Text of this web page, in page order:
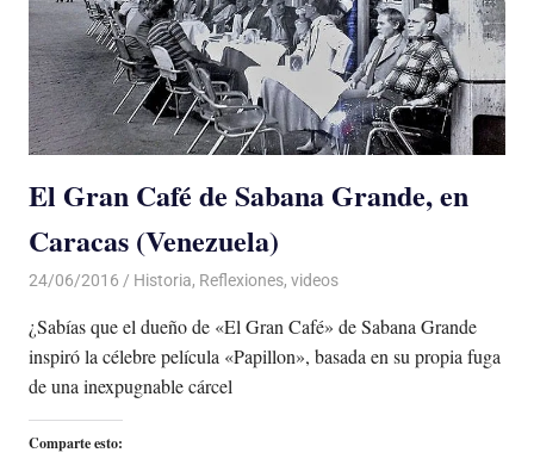
El Gran Café de Sabana Grande, en
Caracas (Venezuela)
24/06/2016 Luis Castellanos
Historia, Reflexiones, videos
¿Sabías que el dueño de «El Gran Café» de Sabana Grande
inspiró la célebre película «Papillon», basada en su propia fuga
de una inexpugnable cárcel
Comparte esto: